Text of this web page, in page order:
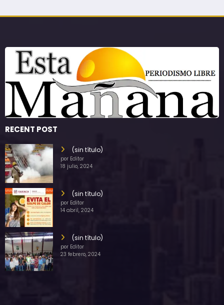
RECENT POST
(sin título)
por Editor
18 julio, 2024
(sin título)
por Editor
14 abril, 2024
(sin título)
por Editor
23 febrero, 2024